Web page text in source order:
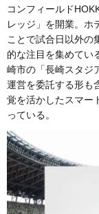
コンフィールド
レッジ」を開業。ホ
ことで試合日以外の
的な注目を集めてい
崎市の「長崎スタジ
運営を委託する形も
覚を活かしたスマー
っている。